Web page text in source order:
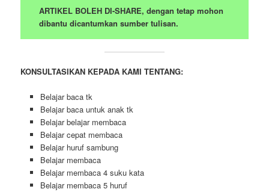
ARTIKEL BOLEH DI-SHARE, dengan tetap mohon
dibantu dicantumkan sumber tulisan.
KONSULTASIKAN KEPADA KAMI TENTANG:
Belajar baca tk
Belajar baca untuk anak tk
Belajar belajar membaca
Belajar cepat membaca
Belajar huruf sambung
Belajar membaca
Belajar membaca 4 suku kata
Belajar membaca 5 huruf